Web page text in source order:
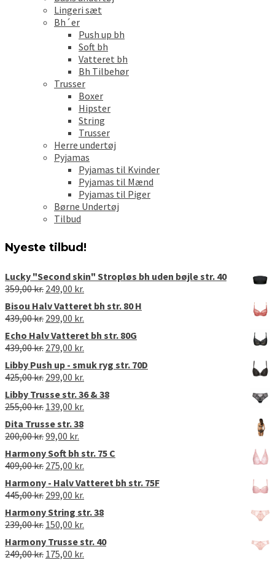
Lingeri sæt
Bh´er
Push up bh
Soft bh
Vatteret bh
Bh Tilbehør
Trusser
Boxer
Hipster
String
Trusser
Herre undertøj
Pyjamas
Pyjamas til Kvinder
Pyjamas til Mænd
Pyjamas til Piger
Børne Undertøj
Tilbud
Nyeste tilbud!
Lucky "Second skin" Stropløs bh uden bøjle str. 40
359,00kr. Den
oprindelige
pris
var:
359,00 kr..
249,00 kr.
aktuelle
pris
er:
249,00 kr..
Bisou Halv Vatteret bh str. 80 H
439,00kr. Den
oprindelige
pris
var:
439,00 kr..
299,00 kr.
aktuelle
pris
er:
299,00 kr..
Echo Halv Vatteret bh str. 80G
439,00kr. Den
oprindelige
pris
var:
439,00 kr..
279,00 kr.
aktuelle
pris
er:
279,00 kr..
Libby Push up - smuk ryg str. 70D
425,00kr. Den
oprindelige
pris
var:
425,00 kr..
299,00 kr.
aktuelle
pris
er:
Libby Trusse str. 36 & 38
255,00kr. Den
oprindelige
pris
var:
255,00 kr..
139,00 kr.
139,00 kr..
Dita Trusse str. 38
200,00kr.Den
oprindelige
pris
var:
200,00 kr..
99,00 kr.
aktuelle
pris
er:
99,00 kr..
Harmony Soft bh str. 75 C
409,00kr. Den
oprindelige
pris
var:
409,00 kr..
275,00 kr.
aktuelle
pris
er:
275,00 kr..
Harmony - Halv Vatteret bh str. 75F
445,00kr. Den
oprindelige
pris
var:
445,00 kr..
299,00 kr.
aktuelle
pris
er:
299,00 kr..
Harmony String str. 38
239,00kr. Den
oprindelige
pris
var:
150,00 kr.
aktuelle
pris
er:
Harmony Trusse str. 40
249,00kr. Den
175,00 kr.